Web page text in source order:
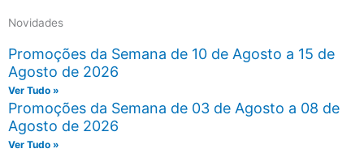
Novidades
Promoções da Semana de 10 de Agosto a 15 de
Agosto de 2026
Ver Tudo »
Promoções da Semana de 03 de Agosto a 08 de
Agosto de 2026
Ver Tudo »